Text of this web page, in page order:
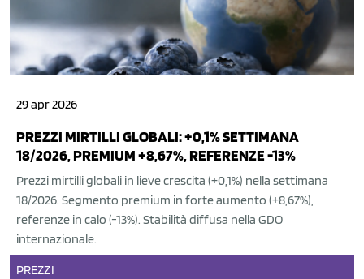
29 apr 2026
PREZZI MIRTILLI GLOBALI: +0,1% SETTIMANA
18/2026, PREMIUM +8,67%, REFERENZE -13%
Prezzi mirtilli globali in lieve crescita (+0,1%) nella settimana
18/2026. Segmento premium in forte aumento (+8,67%),
referenze in calo (-13%). Stabilità diffusa nella GDO
internazionale.
PREZZI